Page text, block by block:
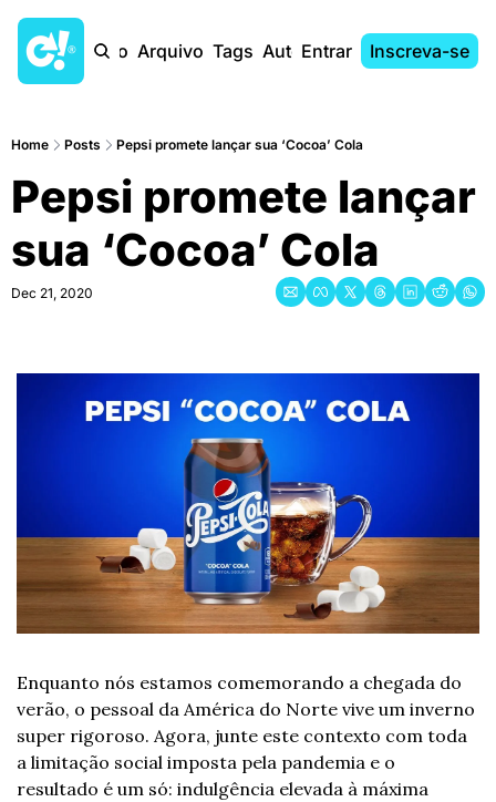
Início Arquivo Tags AutoresEntrar Inscreva-se
Home Posts Pepsi promete lançar sua ‘Cocoa’ Cola
Pepsi promete lançar
sua ‘Cocoa’ Cola
Dec 21, 2020
Enquanto nós estamos comemorando a chegada do
verão, o pessoal da América do Norte vive um inverno
super rigoroso. Agora, junte este contexto com toda
a limitação social imposta pela pandemia e o
resultado é um só: indulgência elevada à máxima